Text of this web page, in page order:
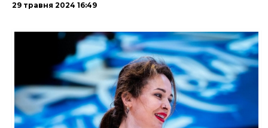
29 травня 2024 16:49